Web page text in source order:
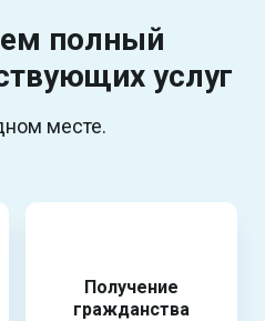
полный
услуг
месте.
Получение
гражданства